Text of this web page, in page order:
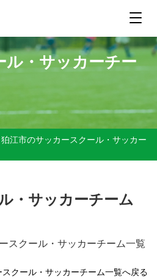
ル・サッカーチー
狛江市のサッカースクール・サッカー
・サッカーチーム
スクール・サッカーチーム一覧
クール・サッカーチーム一覧へ戻る